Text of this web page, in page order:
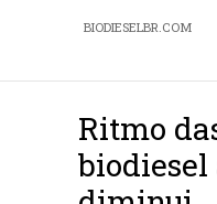
BIODIESELBR.COM
Ritmo